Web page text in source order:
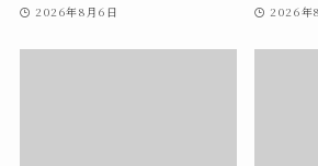
2026年8月6日 2026年